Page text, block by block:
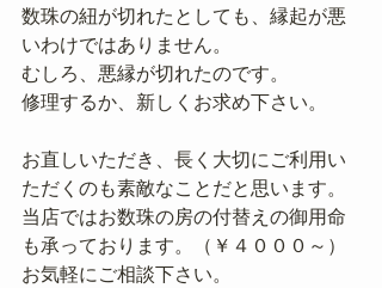
数珠の紐が切れたとしても、縁起が悪
いわけではありません。
むしろ、悪縁が切れたのです。
修理するか、新しくお求め下さい。
お直しいただき、長く大切にご利用い
ただくのも素敵なことだと思います。
当店ではお数珠の房の付替えの御用命
も承っております。（￥４０００～）
お気軽にご相談下さい。